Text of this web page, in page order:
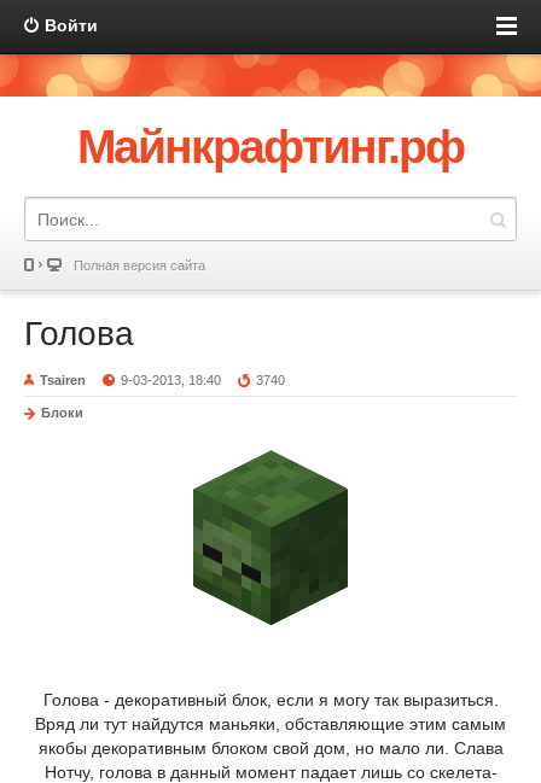
Войти
Майнкрафтинг.рф
Полная версия сайта
Голова
Tsairen 9-03-2013, 18:40 3740
Блоки
Голова - декоративный блок, если я могу так выразиться.
Вряд ли тут найдутся маньяки, обставляющие этим самым
якобы декоративным блоком свой дом, но мало ли. Слава
Нотчу, голова в данный момент падает лишь со скелета-